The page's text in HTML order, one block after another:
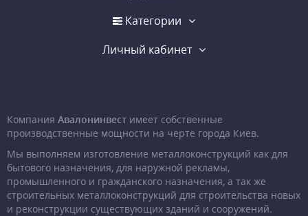
Категории
Личный кабинет
Компания Авалонинвест имеет собственные
производственные мощности на черте города Киев.
Мы выполняем изготовление металлоконструкций как для
бытового назначения, для наружной рекламы,
промышленного и гражданского назначения, а так же
строительных металлоконструкций для строительства новых
и реконструкции существующих зданий и сооружений.